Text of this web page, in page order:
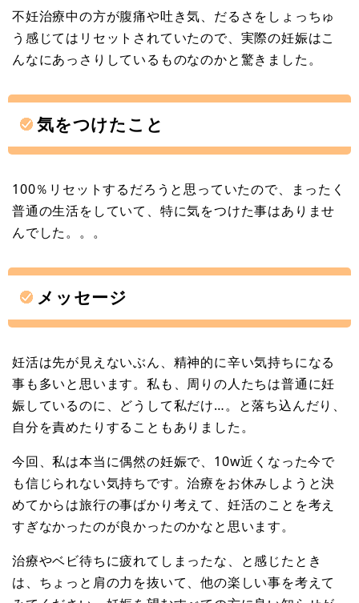
不妊治療中の方が腹痛や吐き気、だるさをしょっちゅ
う感じてはリセットされていたので、実際の妊娠はこ
んなにあっさりしているものなのかと驚きました。
気をつけたこと
100％リセットするだろうと思っていたので、まったく
普通の生活をしていて、特に気をつけた事はありませ
んでした。。。
メッセージ
妊活は先が見えないぶん、精神的に辛い気持ちになる
事も多いと思います。私も、周りの人たちは普通に妊
娠しているのに、どうして私だけ…。と落ち込んだり、
自分を責めたりすることもありました。
今回、私は本当に偶然の妊娠で、10w近くなった今で
も信じられない気持ちです。治療をお休みしようと決
めてからは旅行の事ばかり考えて、妊活のことを考え
すぎなかったのが良かったのかなと思います。
治療やベビ待ちに疲れてしまったな、と感じたとき
は、ちょっと肩の力を抜いて、他の楽しい事を考えて